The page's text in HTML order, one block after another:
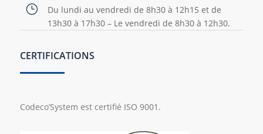
}
Du lundi au vendredi de 8h30 à 12h15 et de
13h30 à 17h30 – Le vendredi de 8h30 à 12h30.
CERTIFICATIONS
Codeco’System est certifié ISO 9001.